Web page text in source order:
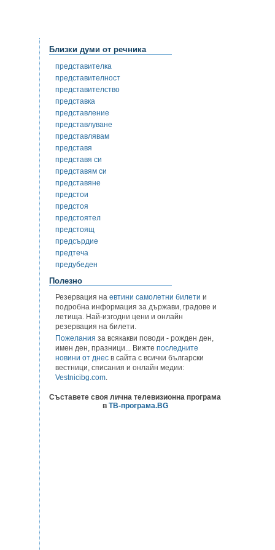
Близки думи от речника
представителка
представителност
представителство
представка
представление
представлуване
представлявам
представя
представя си
представям си
представяне
предстои
предстоя
предстоятел
предстоящ
предсърдие
предтеча
предубеден
Полезно
Резервация на евтини самолетни билети и
подробна информация за държави, градове и
летища. Най-изгодни цени и онлайн
резервация на билети.
Пожелания за всякакви поводи - рожден ден,
имен ден, празници... Вижте последните
новини от днес в сайта с всички български
вестници, списания и онлайн медии:
Vestnicibg.com.
Съставете своя лична телевизионна програма
в ТВ-програма.BG